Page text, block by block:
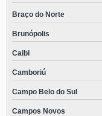
Braço do Norte
Brunópolis
Caibi
Camboriú
Campo Belo do Sul
Campos Novos